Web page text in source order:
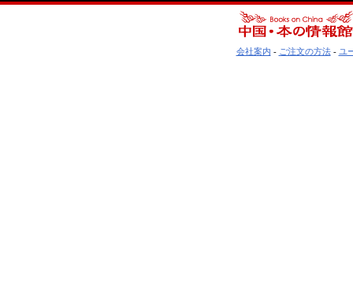
会社案内 - ご注文の方法- ユ